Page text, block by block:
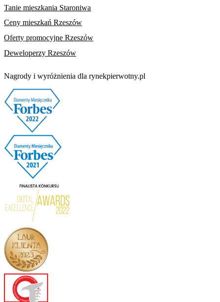
Tanie mieszkania Staroniwa
Ceny mieszkań Rzeszów
Oferty promocyjne Rzeszów
Deweloperzy Rzeszów
Nagrody i wyróżnienia dla rynekpierwotny.pl